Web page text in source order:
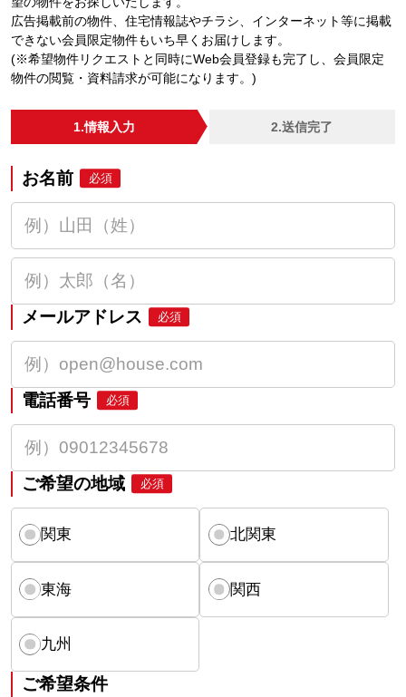
広告掲載前の物件、住宅情報誌やチラシ、インターネット等に掲載
できない会員限定物件もいち早くお届けします。
(※希望物件リクエストと同時にWeb会員登録も完了し、会員限定
物件の閲覧・資料請求が可能になります。)
1.情報入力 2.送信完了
お名前 必須
メールアドレス 必須
電話番号 必須
ご希望の地域 必須
関東 北関東
東海 関西
九州
ご希望条件